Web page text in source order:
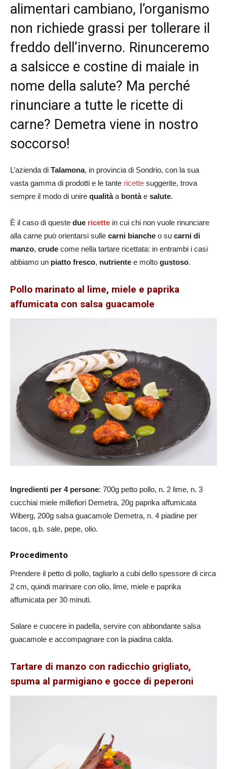
alimentari cambiano, l’organismo
non richiede grassi per tollerare il
freddo dell’inverno. Rinunceremo
a salsicce e costine di maiale in
nome della salute? Ma perché
rinunciare a tutte le ricette di
carne? Demetra viene in nostro
soccorso!
L’azienda di Talamona, in provincia di Sondrio, con la sua
vasta gamma di prodotti e le tante ricette suggerite, trova
sempre il modo di unire qualitàa bontàe salute.
È il caso di queste due ricette in cui chi non vuole rinunciare
alla carne può orientarsi sulle carni bianche o su carni di
manzo, crude come nella tartare ricettata: in entrambi i casi
abbiamo un piatto fresco, nutriente e molto gustoso.
Pollo marinato al lime, miele e paprika
affumicata con salsa guacamole
Ingredienti per 4 persone: 700g petto pollo, n. 2 lime, n. 3
cucchiai miele millefiori Demetra, 20g paprika affumicata
Wiberg, 200g salsa guacamole Demetra, n. 4 piadine per
tacos, q.b. sale, pepe, olio.
Procedimento
Prendere il petto di pollo, tagliarlo a cubi dello spessore di circa
2 cm, quindi marinare con olio, lime, miele e paprika
affumicata per 30 minuti.
Salare e cuocere in padella, servire con abbondante salsa
guacamole e accompagnare con la piadina calda.
Tartare di manzo con radicchio grigliato,
spuma al parmigiano e gocce di peperoni